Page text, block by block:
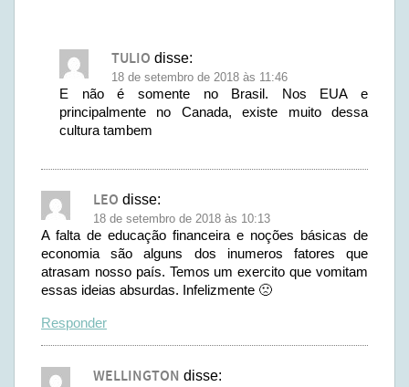
TULIO disse:
18 de setembro de 2018 às 11:46
E não é somente no Brasil. Nos EUA e
principalmente no Canada, existe muito dessa
cultura tambem
LEO disse:
18 de setembro de 2018 às 10:13
A falta de educação financeira e noções básicas de
economia são alguns dos inumeros fatores que
atrasam nosso país. Temos um exercito que vomitam
essas ideias absurdas. Infelizmente 🙁
Responder
WELLINGTON disse: